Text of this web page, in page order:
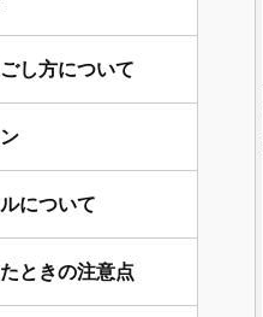
し方について
について
ときの注意点